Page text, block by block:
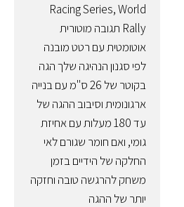
Racing Series, World
Rally תגובה מוטורית
אוטומטית עם רטט מובנה
לפי סגנון הנהיגה שלך הגה
בקוטר של 26 ס"מ עם בנייה
ארגונומית וסיבוב ההגה של
עד 180 מעלות עם אחיזת
גומי, ואם חומר שגורם לאי
החלקה של הידיים בזמן
משחק להרגשה טובה וחזקה
יותר של ההגה